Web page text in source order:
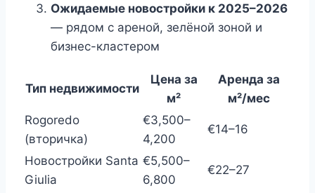
Ожидаемые новостройки к 2025–2026
— рядом с ареной, зелёной зоной и
бизнес-кластером
Тип недвижимости
Цена за
м²
Аренда за
м²/мес
Rogoredo
(вторичка)
€3,500–
4,200
€14–16
Новостройки Santa
Giulia
€5,500–
6,800
€22–27